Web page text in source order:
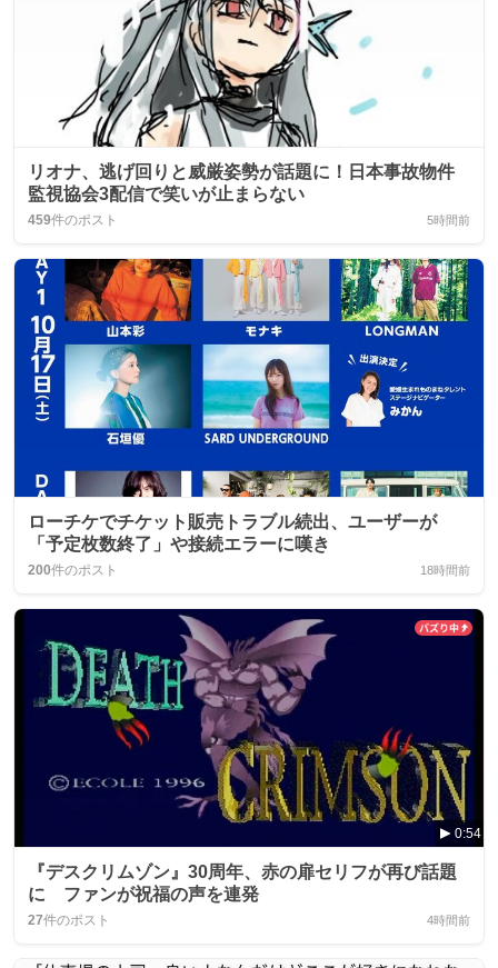
リオナ、逃げ回りと威厳姿勢が話題に！日本事故物件
監視協会3配信で笑いが止まらない
459件のポスト 5時間前
ローチケでチケット販売トラブル続出、ユーザーが
「予定枚数終了」や接続エラーに嘆き
200件のポスト 18時間前
0:54
『デスクリムゾン』30周年、赤の扉セリフが再び話題
に ファンが祝福の声を連発
27件のポスト 4時間前